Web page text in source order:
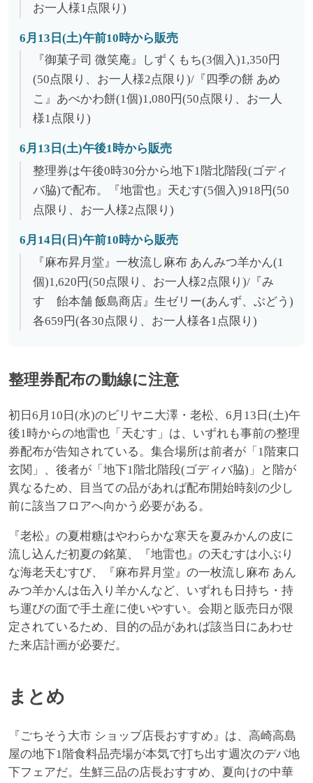
お一人様1点限り)
6月13日(土)午前10時から販売
『御菓子司 微笑庵』しずくもち(3個入)1,350円
(50点限り、お一人様2点限り)/『四季の餅 あめ
こ』あべかわ餅(1個)1,080円(50点限り、お一人
様1点限り)
6月13日(土)午後1時から販売
整理券は午後0時30分から地下1階北階段(ゴディ
バ脇)で配布。『地雷也』天むす(5個入)918円(50
点限り、お一人様2点限り)
6月14日(日)午前10時から販売
『麻布昇月堂』一枚流し麻布 あんみつ羊かん(1
個)1,620円(50点限り、お一人様2点限り)/『み
すゞ飴本舗 飯島商店』生ゼリー(あんず、ぶどう)
各659円(各30点限り、お一人様各1点限り)
整理券配布の動線に注意
初日6月10日(水)のビリヤニ大澤・老松、6月13日(土)午
後1時からの地雷也「天むす」は、いずれも事前の整理
券配布が告知されている。集合場所は前者が「1階東口
玄関」、後者が「地下1階北階段(ゴディバ脇)」と階が
異なるため、目当ての品があれば配布開始時刻の少し
前に該当フロアへ向かう必要がある。
『老松』の夏柑糖はやわらかな寒天を夏みかんの皮に
流し込んだ初夏の銘菓、『地雷也』の天むすは小ぶり
な海老天むすび、『麻布昇月堂』の一枚流し麻布 あん
みつ羊かんは缶入り羊かんなど、いずれも日持ち・持
ち運びの面で手土産に使いやすい。会期と販売日が限
定されているため、目的の品があれば該当日にあわせ
た来店計画が必要だ。
まとめ
『ごちそう大市 ショップ店長おすすめ』は、高崎高島
屋の地下1階食料品売場が本気で打ち出す週次のデパ地
下フェアだ。生鮮三品の店長おすすめ、夏向けの中華